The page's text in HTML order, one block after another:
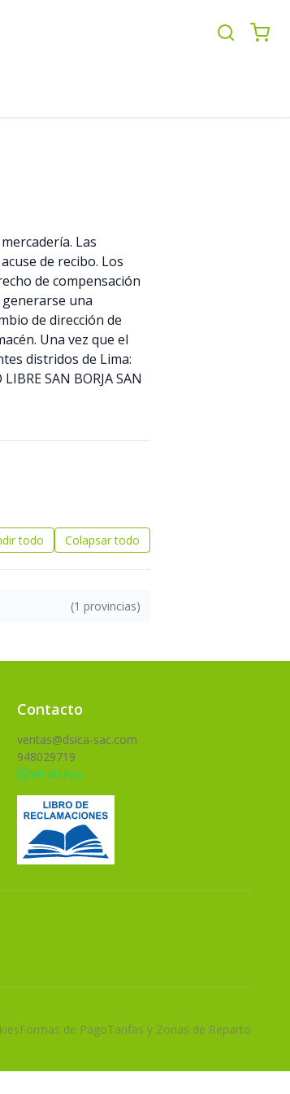
Las
de recibo. Los
de compensación
una
de dirección de
Una vez que el
distridos de Lima:
SAN BORJA SAN
todo Colapsar todo
(1 provincias)
Contacto
ventas@dsica-sac.com
948029719
WhatsApp
Formas de PagoTarifas y Zonas de Reparto